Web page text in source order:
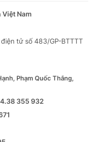
Nam
tử số 483/GP-BTTTT
Phạm Quốc Thắng,
355 932